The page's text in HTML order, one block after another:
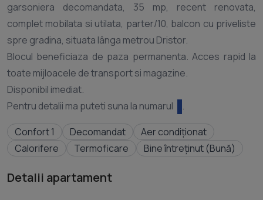
garsoniera decomandata, 35 mp, recent renovata,
complet mobilata si utilata, parter/10, balcon cu priveliste
spre gradina, situata lânga metrou Dristor.
Blocul beneficiaza de paza permanenta. Acces rapid la
toate mijloacele de transport si magazine.
Disponibil imediat.
Pentru detalii ma puteti suna la numarul
Confort 1
Decomandat
Aer condiționat
Calorifere
Termoficare Bine întreținut (Bună)
Detalii apartament